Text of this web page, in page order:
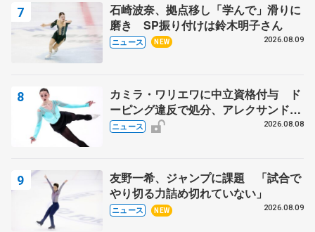
石崎波奈、拠点移し「学んで」滑りに
磨き SP振り付けは鈴木明子さん
ニュース NEW 2026.08.09
カミラ・ワリエワに中立資格付与 ド
ーピング違反で処分、アレクサンド
ラ・イグナトワも
ニュース 2026.08.08
友野一希、ジャンプに課題 「試合で
やり切る力詰め切れていない」
ニュース NEW 2026.08.09